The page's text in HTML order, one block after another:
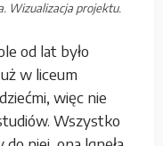
Wizualizacja projektu.
od lat było
w liceum
więc nie
Wszystko